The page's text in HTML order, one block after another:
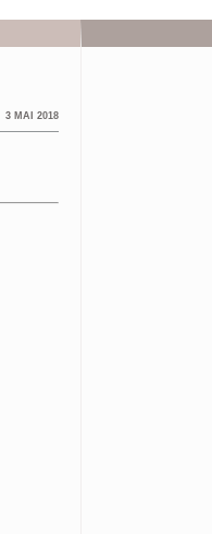
3 MAI 2018